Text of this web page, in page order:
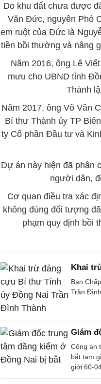
Do khu đất chưa được
Văn Đức, nguyên Phó
em ruột của Đức là
tiền bồi thường và nâng
Năm 2016, ông Lê
mưu cho UBND tỉnh
Thành
Năm 2017, ông Võ Văn
Bí thư Thành ủy TP
ty Cổ phần Đầu tư và
Dự án này hiện đã phân
người dân,
Cơ quan điều tra xác
không đúng đối tượng
phạm quy định bồi
Khai
Ban
Trần
Giám
Công an
bắt tạm
giới 60-